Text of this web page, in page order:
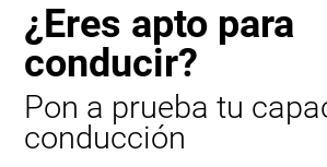
¿Eres apto para
conducir?
Pon a prueba tu
conducción